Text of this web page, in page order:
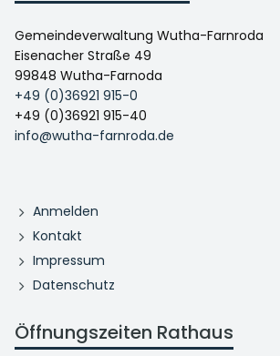
Gemeindeverwaltung Wutha-Farnroda
Eisenacher Straße 49
99848 Wutha-Farnoda
+49 (0)36921 915-0
+49 (0)36921 915-40
info@wutha-farnroda.de
Anmelden
Kontakt
Impressum
Datenschutz
Öffnungszeiten Rathaus